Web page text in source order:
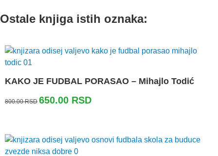
Ostale knjiga istih oznaka:
KAKO JE FUDBAL PORASAO – Mihajlo Todić
800.00RSD
Originalna
cena
650.00 RSD